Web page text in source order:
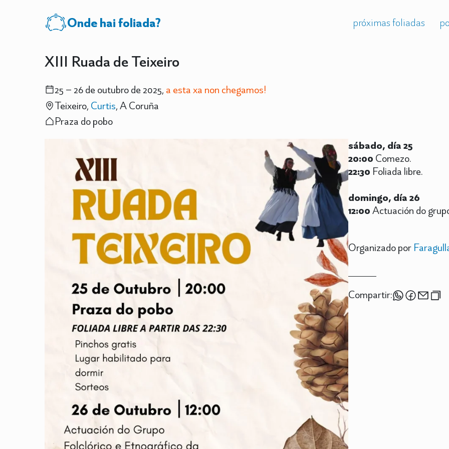
Onde hai foliada? próximas foliadas
XIII Ruada de Teixeiro
25 – 26 de outubro de 2025, a esta xa non chegamos!
Teixeiro, Curtis, A Coruña
Praza do pobo
sábado, día 25
20:00 Comezo.
22:30 Foliada libre.
domingo, día 26
12:00Actuación do
Organizado por
Compartir: